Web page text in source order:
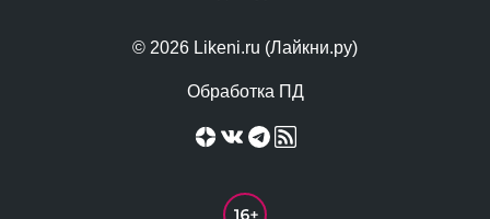
© 2026 Likeni.ru (Лайкни.ру)
Обработка ПД